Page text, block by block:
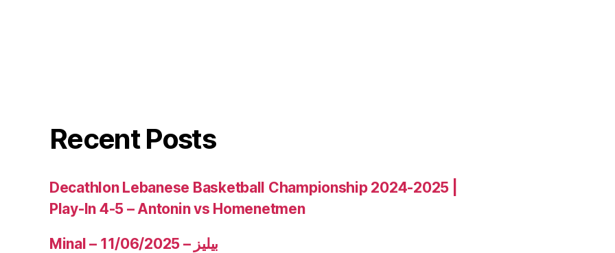
Recent Posts
Decathlon Lebanese Basketball Championship 2024-2025 |
Play-In 4-5 – Antonin vs Homenetmen
Minal – 11/06/2025 – بيليز